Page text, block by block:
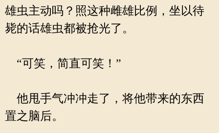
雄虫主动吗？照这种雌雄比例，坐以待
毙的话雄虫都被抢光了。
“可笑，简直可笑！”
他甩手气冲冲走了，将他带来的东西
置之脑后。